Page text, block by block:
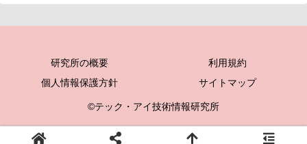
研究所の概要
利用規約
個人情報保護方針
サイトマップ
©テック・アイ技術情報研究所